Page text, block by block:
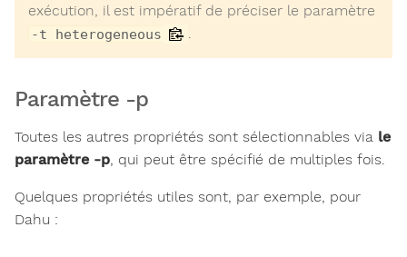
exécution, il est impératif de préciser le paramètre
-t heterogeneous .
Paramètre -p
Toutes les autres propriétés sont sélectionnables via le
paramètre -p, qui peut être spécifié de multiples fois.
Quelques propriétés utiles sont, par exemple, pour
Dahu :